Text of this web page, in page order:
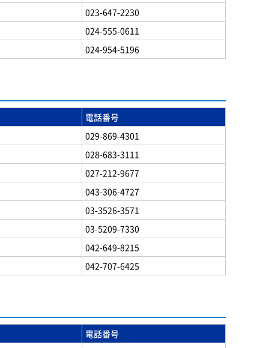
023-647-2230
024-555-0611
024-954-5196
電話番号
029-869-4301
028-683-3111
027-212-9677
043-306-4727
03-3526-3571
03-5209-7330
042-649-8215
042-707-6425
電話番号